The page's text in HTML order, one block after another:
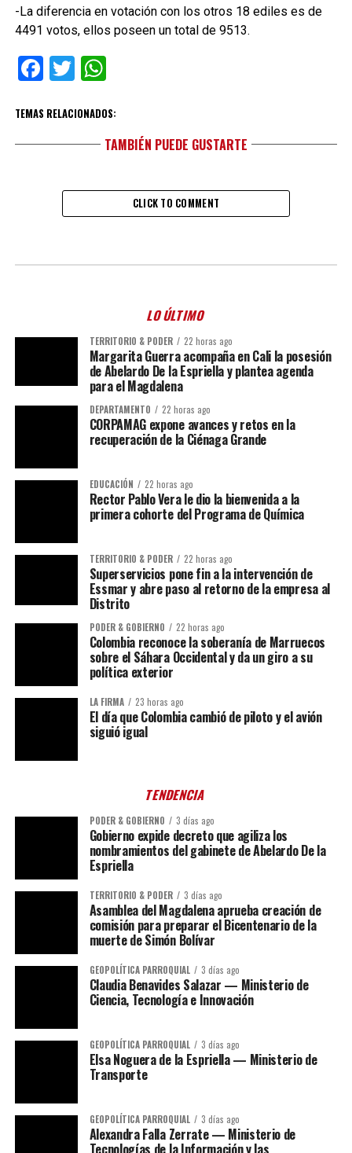
-La diferencia en votación con los otros 18 ediles es de
4491 votos, ellos poseen un total de 9513.
Facebook
TwitterWhatsApp
TEMAS RELACIONADOS:
TAMBIÉN PUEDE GUSTARTE
CLICK TO COMMENT
LO ÚLTIMO
TERRITORIO & PODER 22 horas ago
Margarita Guerra acompaña en Cali la posesión
de Abelardo De la Espriella y plantea agenda
para el Magdalena
DEPARTAMENTO 22 horas ago
CORPAMAG expone avances y retos en la
recuperación de la Ciénaga Grande
EDUCACIÓN 22 horas ago
Rector Pablo Vera le dio la bienvenida a la
primera cohorte del Programa de Química
TERRITORIO & PODER 22 horas ago
Superservicios pone fin a la intervención de
Essmar y abre paso al retorno de la empresa al
Distrito
PODER & GOBIERNO 22 horas ago
Colombia reconoce la soberanía de Marruecos
sobre el Sáhara Occidental y da un giro a su
política exterior
LA FIRMA 23 horas ago
El día que Colombia cambió de piloto y el avión
siguió igual
TENDENCIA
PODER & GOBIERNO 3 días ago
Gobierno expide decreto que agiliza los
nombramientos del gabinete de Abelardo De la
Espriella
TERRITORIO & PODER 3 días ago
Asamblea del Magdalena aprueba creación de
comisión para preparar el Bicentenario de la
muerte de Simón Bolívar
GEOPOLÍTICA PARROQUIAL 3 días ago
Claudia Benavides Salazar — Ministerio de
Ciencia, Tecnología e Innovación
GEOPOLÍTICA PARROQUIAL 3 días ago
Elsa Noguera de la Espriella — Ministerio de
Transporte
GEOPOLÍTICA PARROQUIAL 3 días ago
Alexandra Falla Zerrate — Ministerio de
Tecnologías de la Información y las